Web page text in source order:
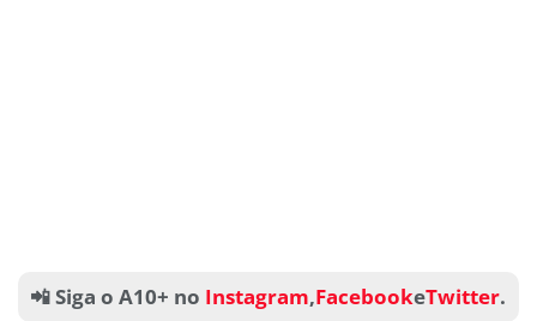
📲 Siga o A10+ no Instagram,FacebookeTwitter.